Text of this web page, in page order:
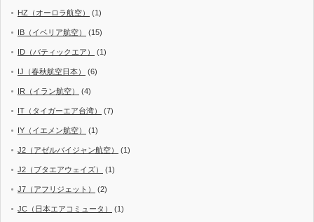
HZ（オーロラ航空） (1)
IB（イベリア航空） (15)
ID（バティックエア） (1)
IJ（春秋航空日本） (6)
IR（イラン航空） (4)
IT（タイガーエア台湾） (7)
IY（イエメン航空） (1)
J2（アゼルバイジャン航空） (1)
J2（ブタエアウェイズ） (1)
J7（アフリジェット） (2)
JC（日本エアコミュータ） (1)